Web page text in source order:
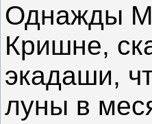
Однажды
Кришне,
экадаши,
луны в